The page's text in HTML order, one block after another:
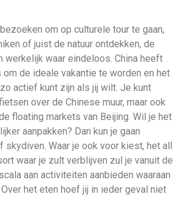
om op culturele tour te gaan,
of juist de natuur ontdekken, de
werkelijk waar eindeloos. China heeft
de ideale vakantie te worden en het
actief kunt zijn als jij wilt. Je kunt
over de Chinese muur, maar ook
floating markets van Beijing. Wil je het
aanpakken? Dan kun je gaan
skydiven. Waar je ook voor kiest, het all
waar je zult verblijven zul je vanuit de
aan activiteiten aanbieden waaraan
het eten hoef jij in ieder geval niet